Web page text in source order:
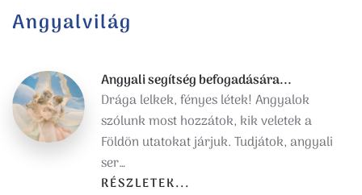
Angyalvilág
Angyali segítség befogadására...
Drága lelkek, fényes létek! Angyalok
szólunk most hozzátok, kik veletek a
Földön utatokat járjuk. Tudjátok, angyali
ser…
RÉSZLETEK...